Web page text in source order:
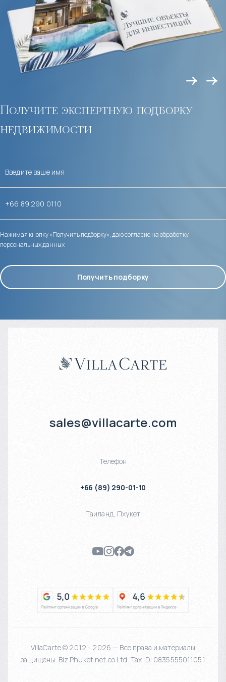
Получите экспертную подборку
недвижимости
Нажимая кнопку «Получить подборку», даю согласие на обработку
персональных данных
Получить подборку
sales@villacarte.com
Телефон
+66 (89) 290-01-10
Таиланд, Пхукет
VillaCarte © 2012 - 2026 — Все права и материалы
защищены. Biz Phuket.net co Ltd. Tax ID: 0835555011051